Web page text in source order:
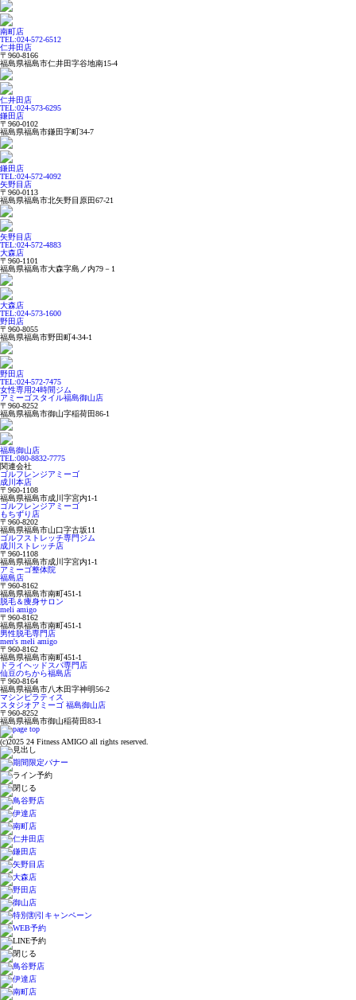
南町店
TEL:024-572-6512
仁井田店
〒960-8166
福島県福島市仁井田字谷地南15-4
仁井田店
TEL:024-573-6295
鎌田店
〒960-0102
福島県福島市鎌田字町34-7
鎌田店
TEL:024-572-4092
矢野目店
〒960-0113
福島県福島市北矢野目原田67-21
矢野目店
TEL:024-572-4883
大森店
〒960-1101
福島県福島市大森字島ノ内79－1
大森店
TEL:024-573-1600
野田店
〒960-8055
福島県福島市野田町4-34-1
野田店
TEL:024-572-7475
女性専用24時間ジム
アミーゴスタイル福島御山店
〒960-8252
福島県福島市御山字稲荷田86-1
福島御山店
TEL:080-8832-7775
関連会社
ゴルフレンジアミーゴ
成川本店
〒960-1108
福島県福島市成川字宮内1-1
ゴルフレンジアミーゴ
もちずり店
〒960-8202
福島県福島市山口字古坂11
ゴルフストレッチ専門ジム
成川ストレッチ店
〒960-1108
福島県福島市成川字宮内1-1
アミーゴ整体院
福島店
〒960-8162
福島県福島市南町451-1
脱毛＆痩身サロン
meli amigo
〒960-8162
福島県福島市南町451-1
男性脱毛専門店
men's meli amigo
〒960-8162
福島県福島市南町451-1
ドライヘッドスパ専門店
仙豆のちから福島店
〒960-8164
福島県福島市八木田字神明56-2
マシンピラティス
スタジオアミーゴ 福島御山店
〒960-8252
福島県福島市御山稲荷田83-1
(c)2025 24 Fitness AMIGO all rights reserved.